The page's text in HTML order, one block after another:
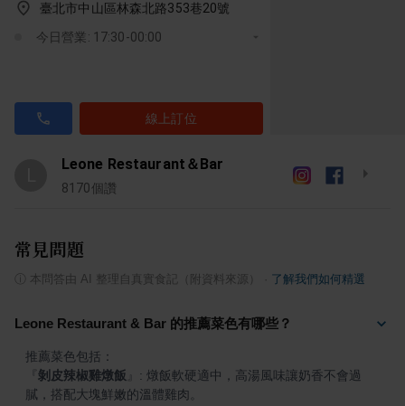
臺北市中山區林森北路353巷20號
今日營業: 17:30-00:00
線上訂位
Leone Restaurant＆Bar
8170個讚
常見問題
本問答由 AI 整理自真實食記（附資料來源） 了解我們如何精選
Leone Restaurant & Bar 的推薦菜色有哪些？
剝皮辣椒雞燉飯
: 燉飯軟硬適中，高湯風味讓奶香不會過